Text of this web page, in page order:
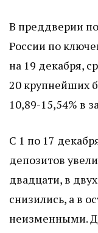
В преддверии
России по
на 19 декабря,
20 крупнейших
10,89-15,54% в
С 1 по 17
депозитов
двадцати, в
снизились, а в
неизменными.